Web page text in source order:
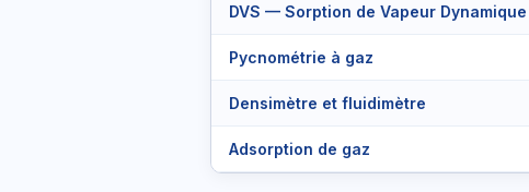
DVS — Sorption de Vapeur Dynamique
Pycnométrie à gaz
Densimètre et fluidimètre
Adsorption de gaz